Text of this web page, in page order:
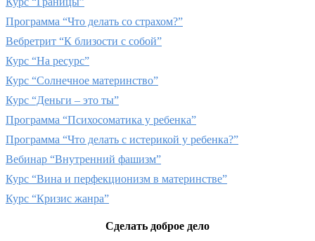
Программа “Что делать со страхом?”
Вебретрит “К близости с собой”
Курс “На ресурс”
Курс “Солнечное материнство”
Курс “Деньги – это ты”
Программа “Психосоматика у ребенка”
Программа “Что делать с истерикой у ребенка?”
Вебинар “Внутренний фашизм”
Курс “Вина и перфекционизм в материнстве”
Курс “Кризис жанра”
Сделать доброе дело